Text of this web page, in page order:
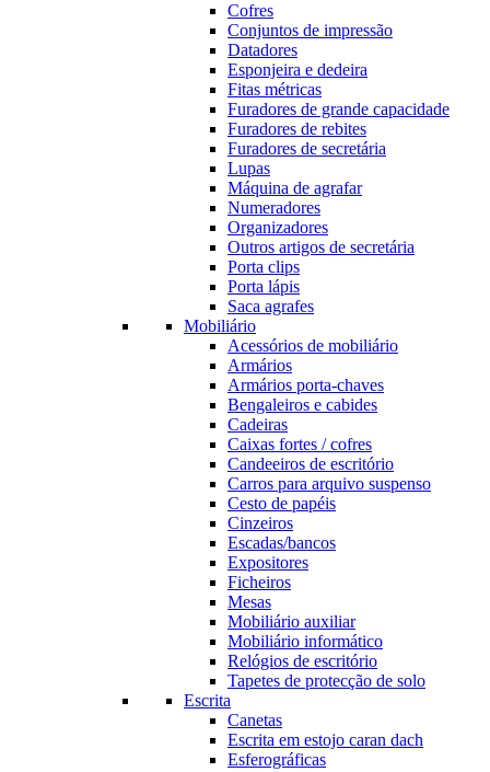
Cofres
Conjuntos de impressão
Datadores
Esponjeira e dedeira
Fitas métricas
Furadores de grande capacidade
Furadores de rebites
Furadores de secretária
Lupas
Máquina de agrafar
Numeradores
Organizadores
Outros artigos de secretária
Porta clips
Porta lápis
Saca agrafes
Mobiliário
Acessórios de mobiliário
Armários
Armários porta-chaves
Bengaleiros e cabides
Cadeiras
Caixas fortes / cofres
Candeeiros de escritório
Carros para arquivo suspenso
Cesto de papéis
Cinzeiros
Escadas/bancos
Expositores
Ficheiros
Mesas
Mobiliário auxiliar
Mobiliário informático
Relógios de escritório
Tapetes de protecção de solo
Escrita
Canetas
Escrita em estojo caran dach
Esferográficas